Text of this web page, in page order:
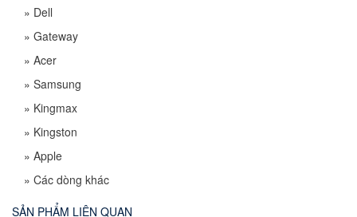
» Dell
» Gateway
» Acer
» Samsung
» Kingmax
» Kingston
» Apple
» Các dòng khác
SẢN PHẨM LIÊN QUAN